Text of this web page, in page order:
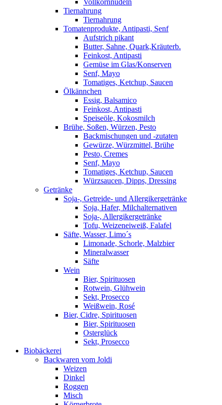
Vollkornnudeln
Tiernahrung
Tiernahrung
Tomatenprodukte, Antipasti, Senf
Aufstrich pikant
Butter, Sahne, Quark,Kräuterb.
Feinkost, Antipasti
Gemüse im Glas/Konserven
Senf, Mayo
Tomatiges, Ketchup, Saucen
Ölkännchen
Essig, Balsamico
Feinkost, Antipasti
Speiseöle, Kokosmilch
Brühe, Soßen, Würzen, Pesto
Backmischungen und -zutaten
Gewürze, Würzmittel, Brühe
Pesto, Cremes
Senf, Mayo
Tomatiges, Ketchup, Saucen
Würzsaucen, Dipps, Dressing
Getränke
Soja-, Getreide- und Allergikergetränke
Soja, Hafer, Milchalternativen
Soja-, Allergikergetränke
Tofu, Weizeneiweiß, Falafel
Säfte, Wasser, Limo´s
Limonade, Schorle, Malzbier
Mineralwasser
Säfte
Wein
Bier, Spirituosen
Rotwein, Glühwein
Sekt, Prosecco
Weißwein, Rosé
Bier, Cidre, Spirituosen
Bier, Spirituosen
Osterglück
Sekt, Prosecco
Biobäckerei
Backwaren vom Joldi
Weizen
Dinkel
Roggen
Misch